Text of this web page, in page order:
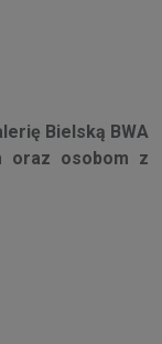
Bielską BWA
oraz osobom z